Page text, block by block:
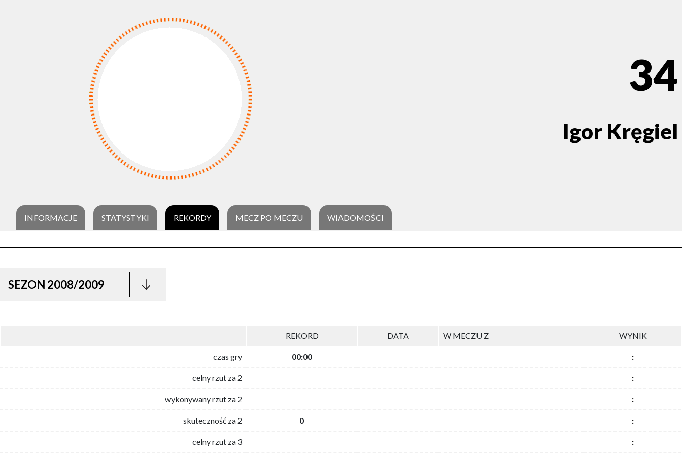
34
Igor Kręgiel
INFORMACJE STATYSTYKI REKORDY MECZ PO MECZU WIADOMOŚCI
SEZON 2008/2009
REKORD DATA W MECZU Z WYNIK
czas gry 00:00 :
celny rzut za 2 :
wykonywany rzut za 2 :
skuteczność za 2 0 :
celny rzut za 3 :